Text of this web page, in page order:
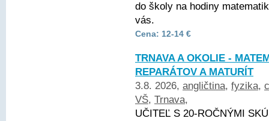
do školy na hodiny
vás.
Cena: 12-14 €
TRNAVA A OKOLIE -
REPARÁTOV A MATURÍT
3.8. 2026, angličtina, fyzika,
VŠ, Trnava,
UČITEĽ S 20-ROČNÝMI